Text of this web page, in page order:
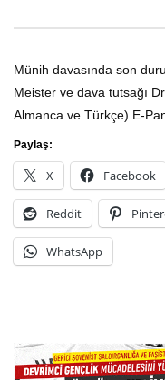
3
Münih davasında son
Meister ve dava tutsağı
Almanca ve Türkçe) E-
Paylaş:
X Facebook
Reddit
WhatsApp